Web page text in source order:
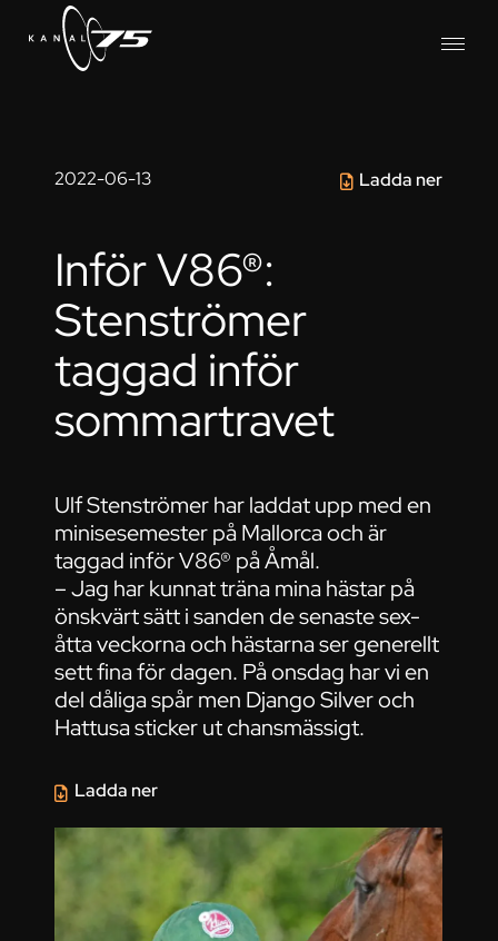
2022-06-13 Ladda ner
Inför V86®:
Stenströmer
taggad inför
sommartravet
Ulf Stenströmer har laddat upp med en
minisesemester på Mallorca och är
taggad inför V86® på Åmål.
– Jag har kunnat träna mina hästar på
önskvärt sätt i sanden de senaste sex-
åtta veckorna och hästarna ser generellt
sett fina för dagen. På onsdag har vi en
del dåliga spår men Django Silver och
Hattusa sticker ut chansmässigt.
Ladda ner